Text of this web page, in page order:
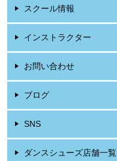
スクール情報
インストラクター
お問い合わせ
ブログ
SNS
ダンスシューズ店舗一覧